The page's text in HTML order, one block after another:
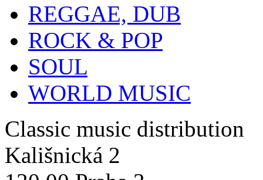
REGGAE, DUB
ROCK & POP
SOUL
WORLD MUSIC
Classic music distribution
Kališnická 2